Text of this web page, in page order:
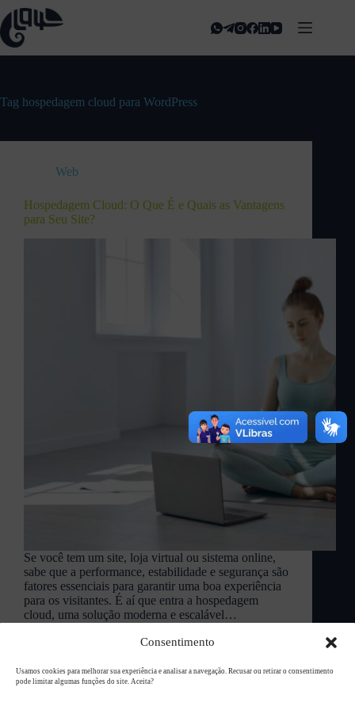
Consentimento
Usamos cookies para melhorar sua experiência e analisar a navegação. Recusar ou retirar o consentimento
pode limitar algumas funções do site. Aceita?
Tag hospedagem cloud para WordPress
Web
Hospedagem Cloud: O Que É e Quais as Vantagens
para Seu Site?
Se você tem um site, loja virtual ou sistema online,
sabe que a performance, estabilidade e segurança são
fatores essenciais para garantir uma boa experiência
para os visitantes. É aí que entra a hospedagem
cloud, uma solução moderna e escalável…